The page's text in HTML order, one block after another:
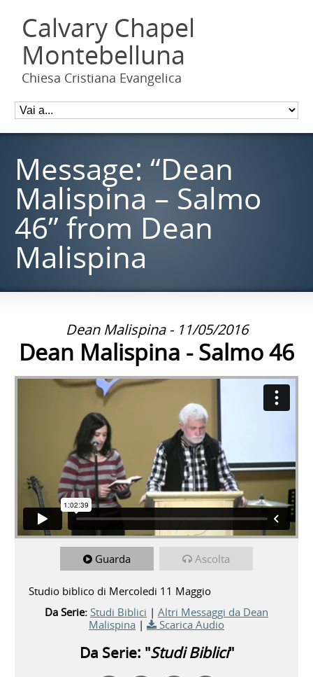
Calvary Chapel
Montebelluna
Chiesa Cristiana Evangelica
Message: “Dean
Malispina – Salmo
46” from Dean
Malispina
Dean Malispina - 11/05/2016
Dean Malispina - Salmo 46
Guarda Ascolta
Studio biblico di Mercoledi 11 Maggio
Da Serie: Studi Biblici | Altri Messaggi da Dean
Malispina | Scarica Audio
Da Serie: "Studi Biblici"